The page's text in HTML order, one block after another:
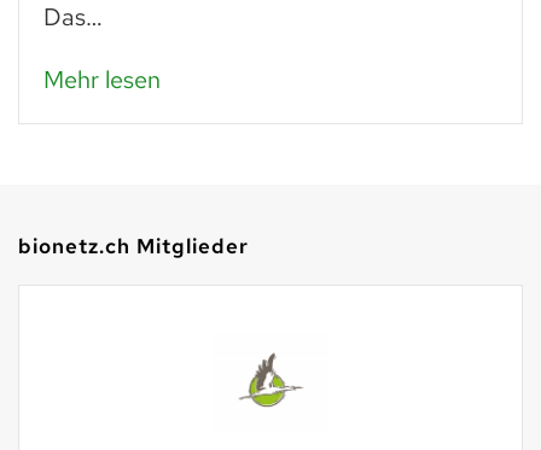
Das…
Mehr lesen
bionetz.ch Mitglieder